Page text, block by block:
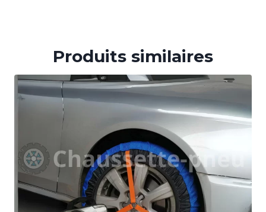
Produits similaires